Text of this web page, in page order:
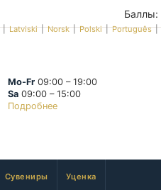
Баллы:
|Latviski|Norsk|Polski|Português|
Mo-Fr09:00 – 19:00
Sa09:00 – 15:00
Подробнее
Сувениры Уценка